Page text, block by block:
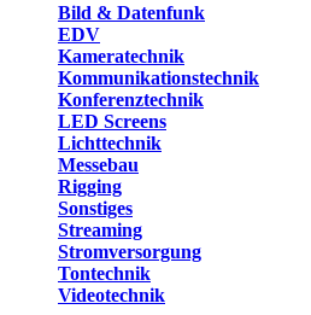
Bild & Datenfunk
EDV
Kameratechnik
Kommunikationstechnik
Konferenztechnik
LED Screens
Lichttechnik
Messebau
Rigging
Sonstiges
Streaming
Stromversorgung
Tontechnik
Videotechnik